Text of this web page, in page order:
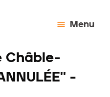
Menu
Châble-
-